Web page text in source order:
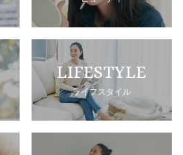
LIFESTYLE
ライフスタイル